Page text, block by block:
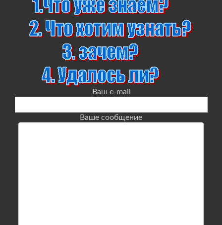
Ваш e-mail
Ваше сообщение